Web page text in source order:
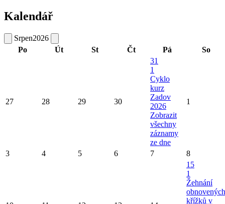
Kalendář
Srpen2026
Po
Út St Čt Pá So
27 28 29 30
31
1
Cyklo
kurz
Zadov
2026
Zobrazit
všechny
záznamy
ze dne
1
3 4 5 6 7 8
15
1
Žehnání
obnovených
křížků v